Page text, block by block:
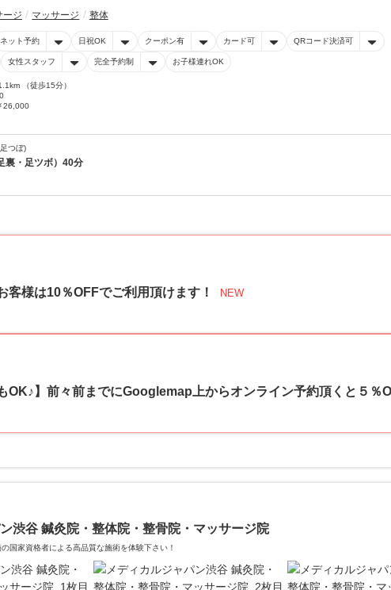
ージ マッサージ 整体
ネット予約 日祝OK クーポン有 カード可 QRコード決済可
女性スタッフ 完全予約制 お子様連れOK
（徒歩15分）
26,000
つぼ)
裏・足ツボ）40分
客様は10％OFFでご利用頂けます！ NEW
OK♪】前々前までにGooglemap上からオンライン予約頂くと５％
渋谷 鍼灸院・整体院・整骨院・マッサージ院
国家資格者による高品質な施術を体験下さい！